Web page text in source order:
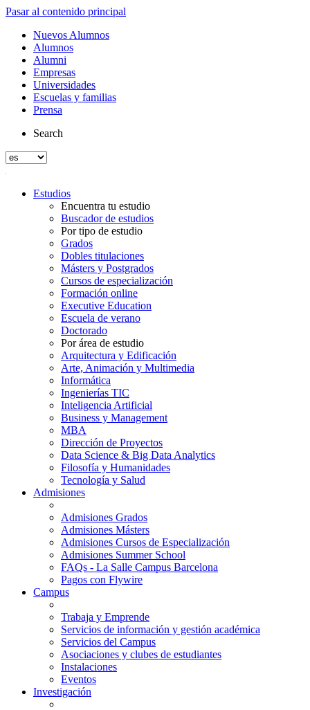
Pasar al contenido principal
Nuevos Alumnos
Alumnos
Alumni
Empresas
Universidades
Escuelas y familias
Prensa
Search
Estudios
Encuentra tu estudio
Buscador de estudios
Por tipo de estudio
Grados
Dobles titulaciones
Másters y Postgrados
Cursos de especialización
Formación online
Executive Education
Escuela de verano
Doctorado
Por área de estudio
Arquitectura y Edificación
Arte, Animación y Multimedia
Informática
Ingenierías TIC
Inteligencia Artificial
Business y Management
MBA
Dirección de Proyectos
Data Science & Big Data Analytics
Filosofía y Humanidades
Tecnología y Salud
Admisiones
Admisiones Grados
Admisiones Másters
Admisiones Cursos de Especialización
Admisiones Summer School
FAQs - La Salle Campus Barcelona
Pagos con Flywire
Campus
Trabaja y Emprende
Servicios de información y gestión académica
Servicios del Campus
Asociaciones y clubes de estudiantes
Instalaciones
Eventos
Investigación